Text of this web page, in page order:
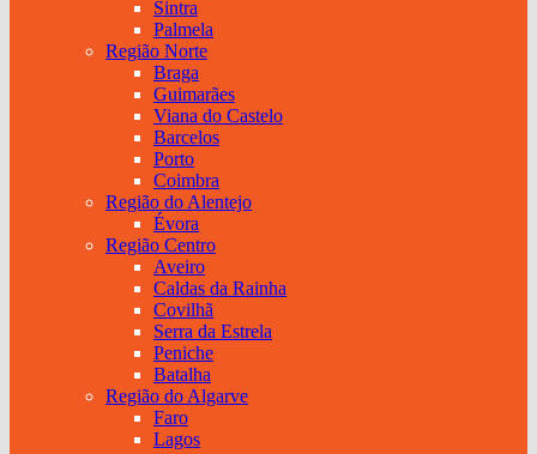
Sintra
Palmela
Região Norte
Braga
Guimarães
Viana do Castelo
Barcelos
Porto
Coimbra
Região do Alentejo
Évora
Região Centro
Aveiro
Caldas da Rainha
Covilhã
Serra da Estrela
Peniche
Batalha
Região do Algarve
Faro
Lagos